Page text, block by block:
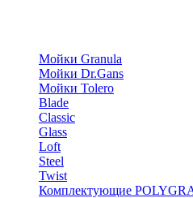
Мойки Granula
Мойки Dr.Gans
Мойки Tolero
Blade
Classic
Glass
Loft
Steel
Twist
Комплектующие